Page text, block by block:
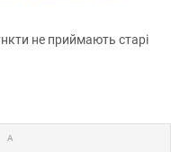
не приймають старі